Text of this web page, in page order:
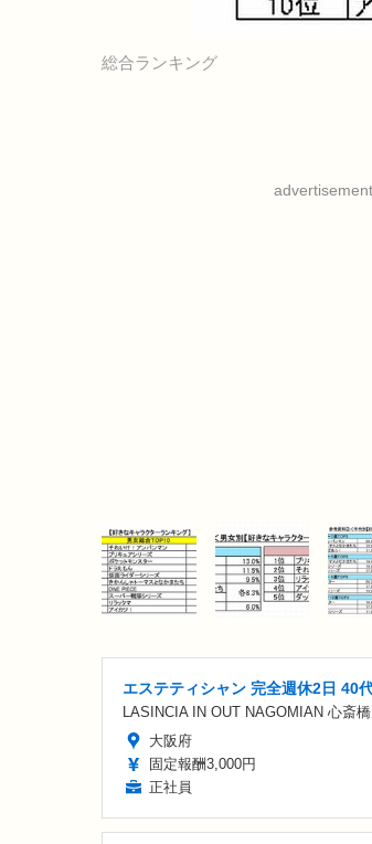
総合ランキング
advertisement
エステティシャン 完全週休2日 40
LASINCIA IN OUT NAGOMIAN 心斎
大阪府
固定報酬3,000円
正社員